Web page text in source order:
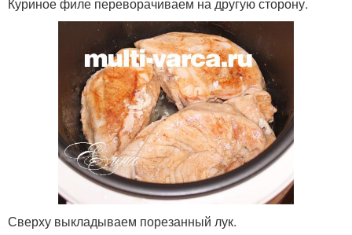
Сверху выкладываем порезанный лук.